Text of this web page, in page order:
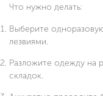
Что нужно делать:
Выберите
лезвиями.
Разложите одежду на
складок.